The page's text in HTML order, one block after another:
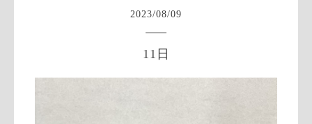
2023/08/09
11日